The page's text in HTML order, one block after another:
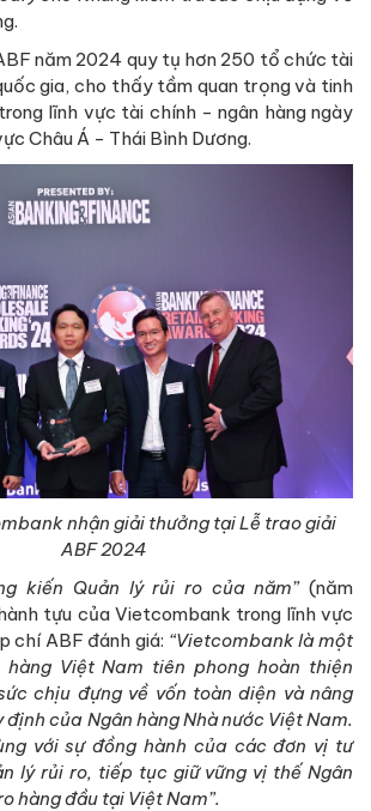
năm 2024 quy tụ hơn 250 tổ chức tài
gia, cho thấy tầm quan trọng và tinh
lĩnh vực tài chính - ngân hàng ngày
Châu Á - Thái Bình Dương.
nhận giải thưởng tại Lễ trao giải
ABF 2024
kiến Quản lý rủi ro của năm”(năm
tựu của Vietcombank trong lĩnh vực
chí ABF đánh giá: “Vietcombank là một
Việt Nam tiên phong hoàn thiện
chịu đựng về vốn toàn diện và nâng
của Ngân hàng Nhà nước Việt Nam.
với sự đồng hành của cácđơn vị tư
lý rủi ro, tiếp tục giữ vững vị thế Ngân
hàng đầu tại Việt Nam”.